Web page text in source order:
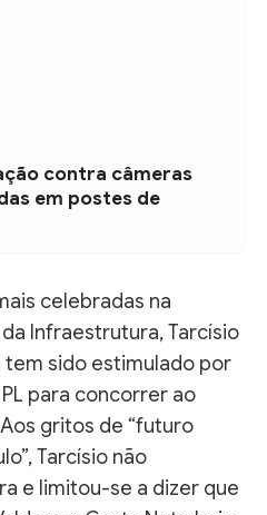
contra câmeras
em postes de
celebradas na
Infraestrutura, Tarcísio
tem sido estimulado por
para concorrer ao
gritos de “futuro
Tarcísio não
e limitou-se a dizer que